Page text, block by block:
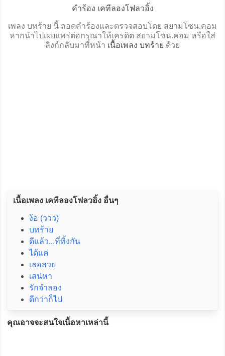
คำร้อง เคทีลองโฟลวอิ้ง
เพลง บทร้าย นี้ ถอดคำร้องและตรวจสอบโดย สยามโซน.คอม
หากนำไปเผยแพร่ต่อกรุณาให้เครดิต สยามโซน.คอม หรือใส่
ลิงก์กลับมาที่หน้า เนื้อเพลง บทร้าย ด้วย
เนื้อเพลง เคทีลองโฟลวอิ้ง อื่นๆ
ง้อ (ววว)
บทร้าย
ดีแล้ว...ที่ทิ้งกัน
ได้แค่
เธอสวย
เสน่หา
รักจำลอง
ดีกว่าก็ไป
คุณอาจจะสนใจเนื้อหาเหล่านี้